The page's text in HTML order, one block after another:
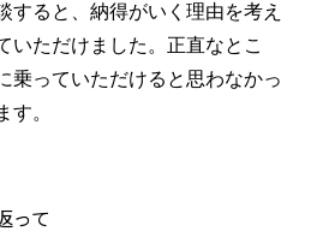
すると、納得がいく理由を考え
いただけました。正直なとこ
乗っていただけると思わなかっ
す。
って